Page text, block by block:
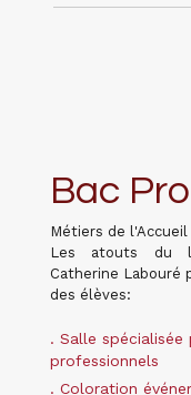
Bac
Métiers de l'Accueil
Les atouts du
Catherine Labouré
des élèves:
. Salle spécialisée
professionnels
. Coloration